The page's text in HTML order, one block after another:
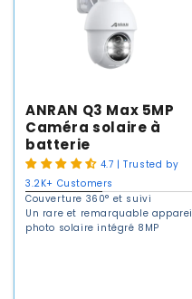
ANRAN Q3 Max 5MP
Caméra solaire à
batterie
4.7 | Trusted by
3.2K+ Customers
Couverture 360° et suivi
Un rare et remarquable
photo solaire intégré 8MP